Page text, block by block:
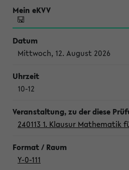
Mittwoch, 12. August 2026
10-12
240113 1. Klausur Mathematik
Y-0-111